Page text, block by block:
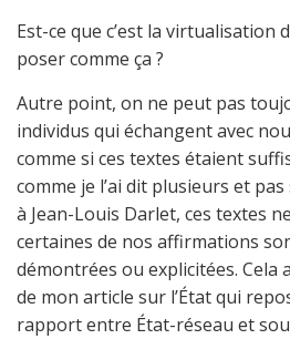
Est-ce que c’est la virtualisation
poser comme ça ?
Autre point, on ne peut pas
individus qui échangent avec
comme si ces textes étaient
comme je l’ai dit plusieurs et
à Jean-Louis Darlet, ces textes
certaines de nos affirmations
démontrées ou explicitées. Cela
de mon article sur l’État qui
rapport entre État-réseau et